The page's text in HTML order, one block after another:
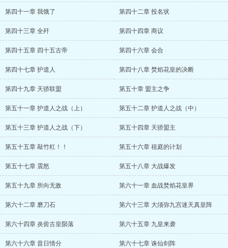
第四十一章 我饿了 第四十二章 投名状
第四十三章 全歼 第四十四章 商议
第四十五章 四十五古帝 第四十六章 会合
第四十七章 护道人 第四十八章 焚焰花皇的决断
第四十九章 天骄联盟 第五十章 盟主之争
第五十一章 护道人之战（上） 第五十二章 护道人之战（中）
第五十三章 护道人之战（下） 第五十四章 天骄盟主
第五十五章 敲竹杠！！ 第五十六章 祖庭的计划
第五十七章 震怒 第五十八章 大战爆发
第五十九章 所向无敌 第六十一章 血战焚焰花皇界
第六十二章 磨刀石 第六十三章 大须弥九宫迷天真皇阵
第六十四章 炎喾古皇陨落 第六十五章 九皇来袭
第六十六章 昔日情分 第六十七章 诛仙剑阵